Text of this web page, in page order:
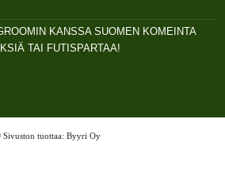
KANSSA SUOMEN KOMEINTA
TAI FUTISPARTAA!
Sivuston tuottaa: Byyri Oy